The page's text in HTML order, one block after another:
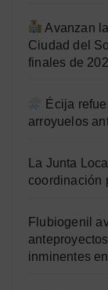
Avanzan
Ciudad del
finales de
Écija
arroyuelos
La Junta
coordinación
Flubiogenil
inminentes